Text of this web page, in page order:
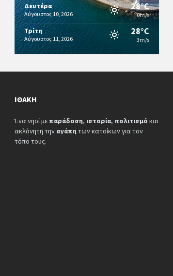
Δευτέρα
Αύγουστος 10, 2026
28°C
0m/s
Τρίτη
Αύγουστος 11, 2026
28°C
3m/s
ΙΘΆΚΗ
Ένα νησί με παράδοση, ιστορία, πολιτισμό και
ακλόνητη την αγάπη των κατοίκων για τον
τόπο τους.